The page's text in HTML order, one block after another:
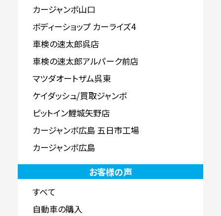
カージャンボ山口
ボディーショップ カーライズ4
車検の速太郎呉店
車検の速太郎アルパーク前店
マツダオートザム呉東
ケイダッシュ/買取ジャンボ
ピットイン鯉城矢野店
カージャンボ広島 五日市工場
カージャンボ広島
お客様の声
すべて
自動車の購入